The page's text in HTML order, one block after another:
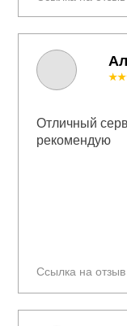
Ссылка на отзыв
Отличный
рекомендую